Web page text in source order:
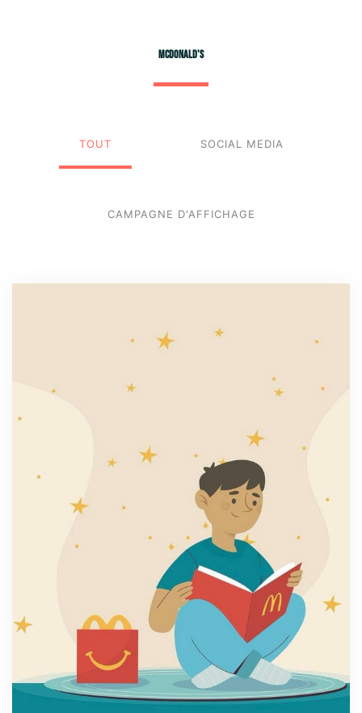
MCDONALD'S
TOUT SOCIAL MEDIA
CAMPAGNE D'AFFICHAGE